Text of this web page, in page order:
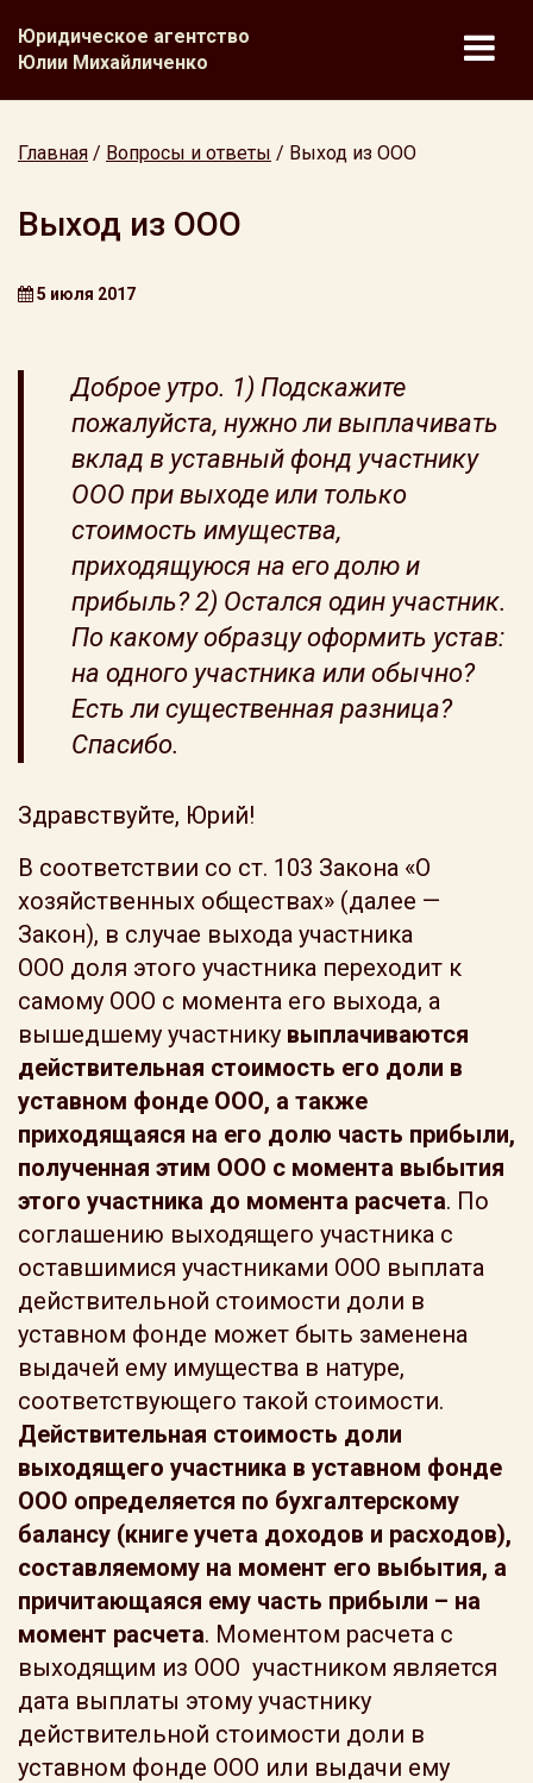
Юридическое агентство
Юлии Михайличенко
Главная / Вопросы и ответы / Выход из ООО
Выход из ООО
5 июля 2017
Доброе утро. 1) Подскажите
пожалуйста, нужно ли выплачивать
вклад в уставный фонд участнику
ООО при выходе или только
стоимость имущества,
приходящуюся на его долю и
прибыль? 2) Остался один участник.
По какому образцу оформить устав:
на одного участника или обычно?
Есть ли существенная разница?
Спасибо.
Здравствуйте, Юрий!
В соответствии со ст. 103 Закона «О
хозяйственных обществах» (далее —
Закон), в случае выхода участника
ООО доля этого участника переходит к
самому ООО с момента его выхода, а
вышедшему участнику выплачиваются
действительная стоимость его доли в
уставном фонде ООО, а также
приходящаяся на его долю часть прибыли,
полученная этим ООО с момента выбытия
этого участника до момента расчета. По
соглашению выходящего участника с
оставшимися участниками ООО выплата
действительной стоимости доли в
уставном фонде может быть заменена
выдачей ему имущества в натуре,
соответствующего такой стоимости.
Действительная стоимость доли
выходящего участника в уставном фонде
ООО определяется по бухгалтерскому
балансу (книге учета доходов и расходов),
составляемому на момент его выбытия, а
причитающаяся ему часть прибыли – на
момент расчета. Моментом расчета с
выходящим из ООО участником является
дата выплаты этому участнику
действительной стоимости доли в
уставном фонде ООО или выдачи ему